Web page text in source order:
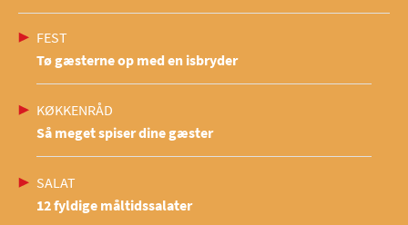
FEST
Tø gæsterne op med en isbryder
KØKKENRÅD
Så meget spiser dine gæster
SALAT
12 fyldige måltidssalater